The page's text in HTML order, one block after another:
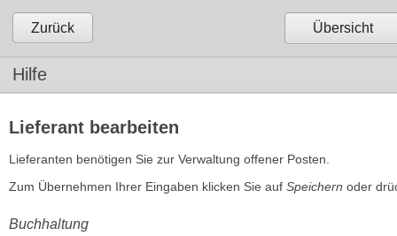
Zurück Übersicht
Hilfe
Lieferant bearbeiten
Lieferanten benötigen Sie zur Verwaltung offener Posten.
Zum Übernehmen Ihrer Eingaben klicken Sie auf Speichern oder
Buchhaltung